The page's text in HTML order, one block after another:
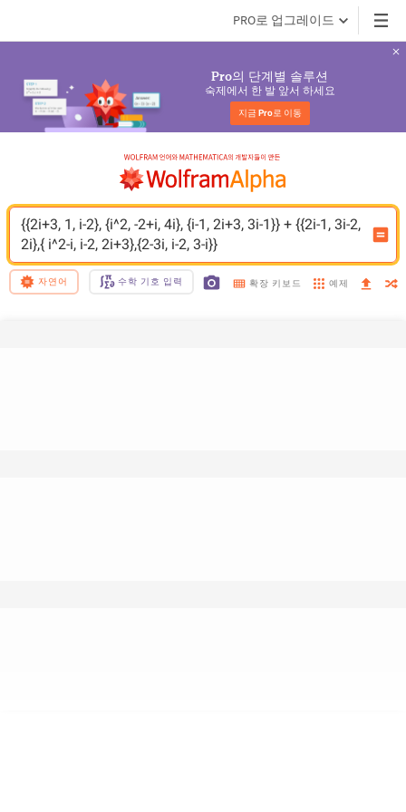
PRO로 업그레이드
Pro의 단계별 솔루션
숙제에서 한 발 앞서 하세요
지금 Pro로 이동
{{2i+3, 1, i-2}, {i^2, -2+i, 4i}, {i-1, 2i+3, 3i-1}} + {{2i-1, 3i-2,
2i},{ i^2-i, i-2, 2i+3},{2-3i, i-2, 3-i}}
자연어 수학 기호 입력 확장 키보드 예제